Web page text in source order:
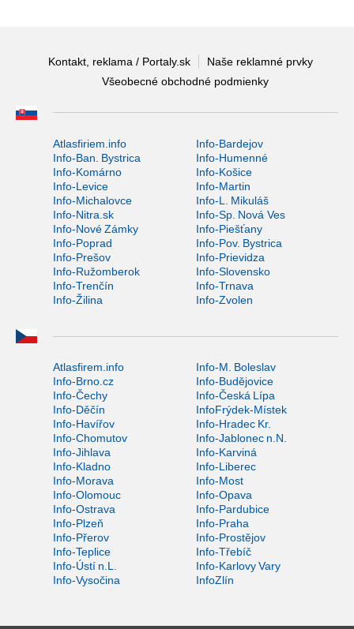
Kontakt, reklama / Portaly.sk
Naše reklamné prvky
Všeobecné obchodné podmienky
Atlasfiriem.info
Info-Bardejov
Info-Ban. Bystrica
Info-Humenné
Info-Komárno
Info-Košice
Info-Levice
Info-Martin
Info-Michalovce
Info-L. Mikuláš
Info-Nitra.sk
Info-Sp. Nová Ves
Info-Nové Zámky
Info-Piešťany
Info-Poprad
Info-Pov. Bystrica
Info-Prešov
Info-Prievidza
Info-Ružomberok
Info-Slovensko
Info-Trenčín
Info-Trnava
Info-Žilina
Info-Zvolen
Atlasfirem.info
Info-M. Boleslav
Info-Brno.cz
Info-Budějovice
Info-Čechy
Info-Česká Lípa
Info-Děčín
InfoFrýdek-Místek
Info-Havířov
Info-Hradec Kr.
Info-Chomutov
Info-Jablonec n.N.
Info-Jihlava
Info-Karviná
Info-Kladno
Info-Liberec
Info-Morava
Info-Most
Info-Olomouc
Info-Opava
Info-Ostrava
Info-Pardubice
Info-Plzeň
Info-Praha
Info-Přerov
Info-Prostějov
Info-Teplice
Info-Třebíč
Info-Ústí n.L.
Info-Karlovy Vary
Info-Vysočina
InfoZlín